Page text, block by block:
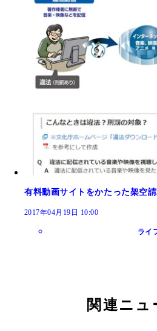
有料動画サイトをかたった架空
2017年04月19日 10:00
ライ
関連ニュ